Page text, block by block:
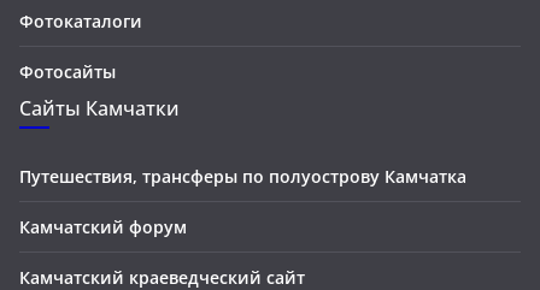
Фотокаталоги
Фотосайты
Сайты Камчатки
Путешествия, трансферы по полуострову Камчатка
Камчатский форум
Камчатский краеведческий сайт